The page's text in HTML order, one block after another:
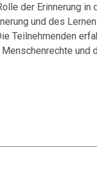
der Erinnerung in
und des
Teilnehmenden
und